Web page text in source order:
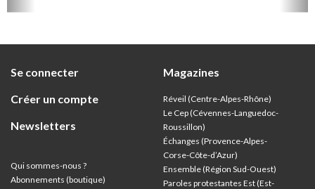
Se connecter
Créer un compte
Newsletters
Qui sommes-nous ?
Abonnements (boutique)
Magazines
Réveil (Centre-Alpes-Rhône)
Le Cep (Cévennes-Languedoc-
Roussillon)
Échanges (Provence-Alpes-
Corse-Côte-d’Azur)
Ensemble (Région Sud-Ouest)
Paroles protestantes Est (Est-